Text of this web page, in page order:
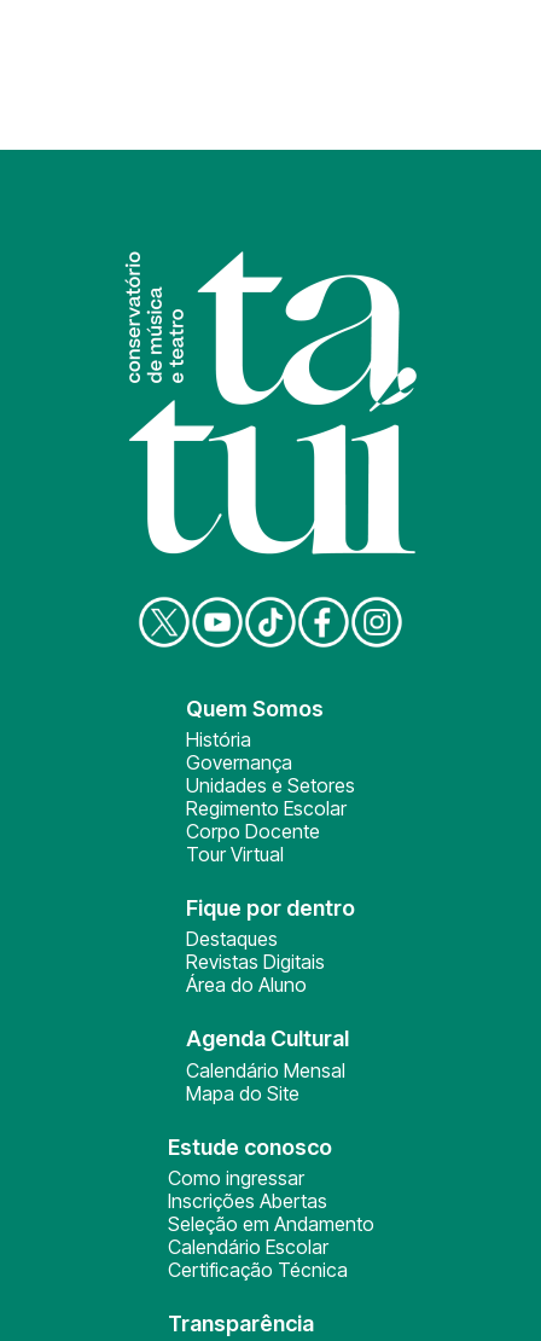
Quem Somos
História
Governança
Unidades e Setores
Regimento Escolar
Corpo Docente
Tour Virtual
Fique por dentro
Destaques
Revistas Digitais
Área do Aluno
Agenda Cultural
Calendário Mensal
Mapa do Site
Estude conosco
Como ingressar
Inscrições Abertas
Seleção em Andamento
Calendário Escolar
Certificação Técnica
Transparência